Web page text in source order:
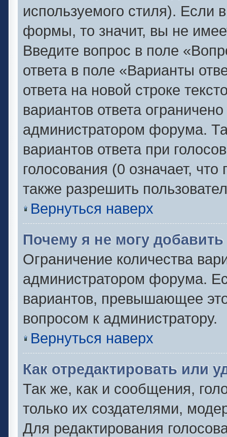
используемого стиля). Если
формы, то значит, вы не
Введите вопрос в поле
ответа в поле «Варианты
ответа на новой строке
вариантов ответа
администратором форума.
вариантов ответа при
голосования (0 означает,
также разрешить
Вернуться наверх
Почему я не могу
Ограничение количества
администратором форума.
вариантов, превышающее
вопросом к администратору.
Вернуться наверх
Как отредактировать или
Так же, как и сообщения,
только их создателями,
Для редактирования